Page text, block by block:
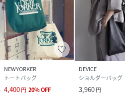
NEWYORKER
トートバッグ
4,400円 20%OFF
DEVICE
ショルダーバッグ
3,960円